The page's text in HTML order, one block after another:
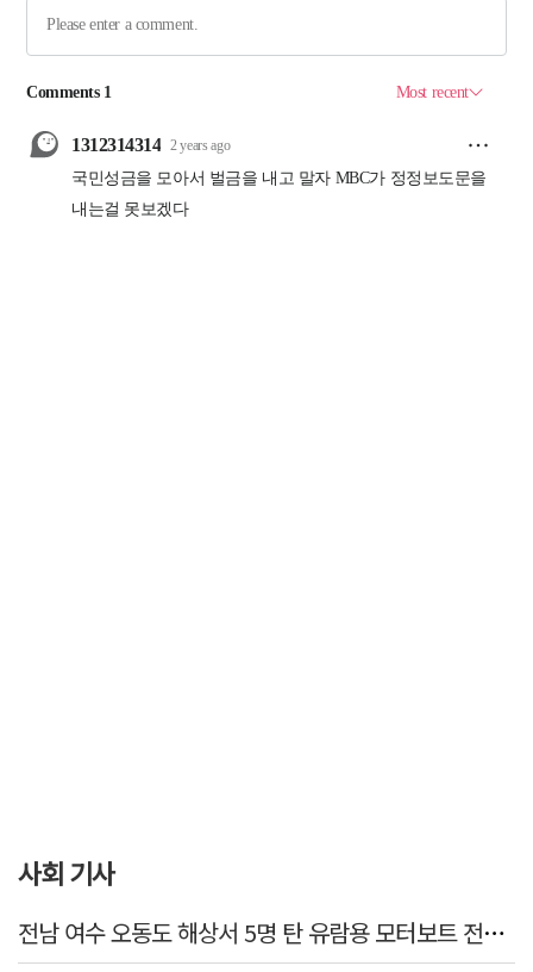
사회 기사
전남 여수 오동도 해상서 5명 탄 유람용 모터보트 전복…2명 숨져